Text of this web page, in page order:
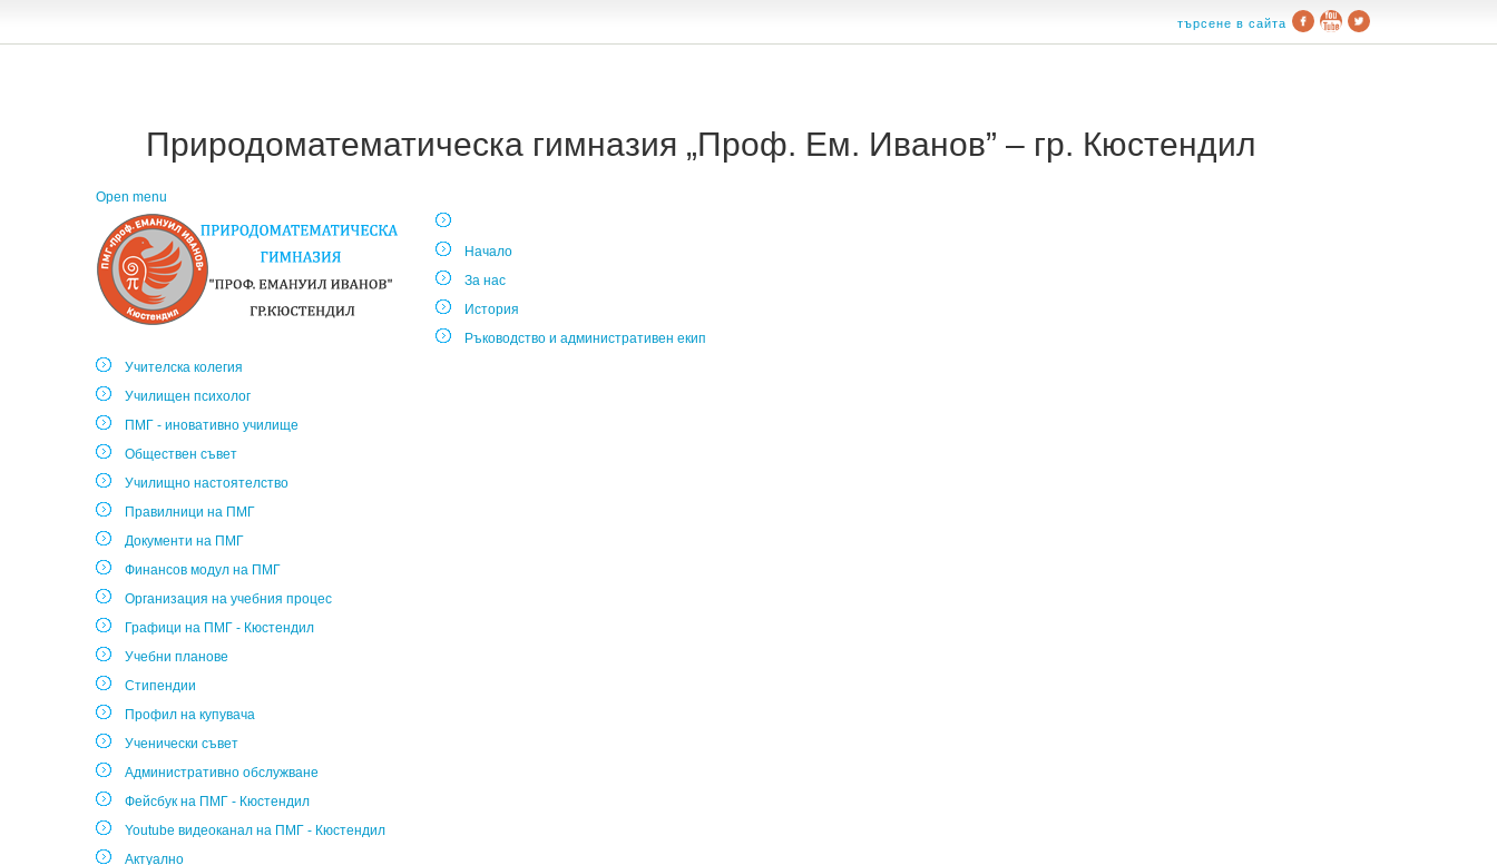
търсене в сайта
Природоматематическа гимназия „Проф. Ем. Иванов” – гр. Кюстендил
Open menu
Начало
За нас
История
Ръководство и административен екип
Учителска колегия
Училищен психолог
ПМГ - иновативно училище
Обществен съвет
Училищно настоятелство
Правилници на ПМГ
Документи на ПМГ
Финансов модул на ПМГ
Организация на учебния процес
Графици на ПМГ - Кюстендил
Учебни планове
Стипендии
Профил на купувача
Ученически съвет
Административно обслужване
Фейсбук на ПМГ - Кюстендил
Youtube видеоканал на ПМГ - Кюстендил
Актуално